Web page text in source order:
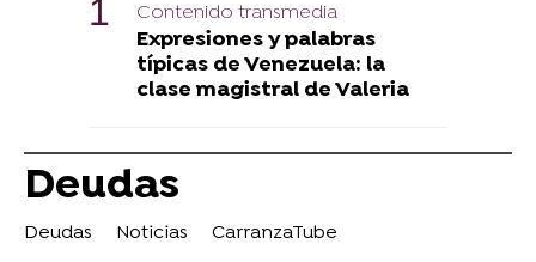
Contenido transmedia
Expresiones y palabras
típicas de Venezuela: la
clase magistral de Valeria
Deudas
Deudas Noticias CarranzaTube